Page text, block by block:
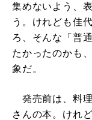
集めないよう、
う。けれども佳
ろ、そんな「普
たかったのかも
象だ。
発売前は、料
さんの本。けれ